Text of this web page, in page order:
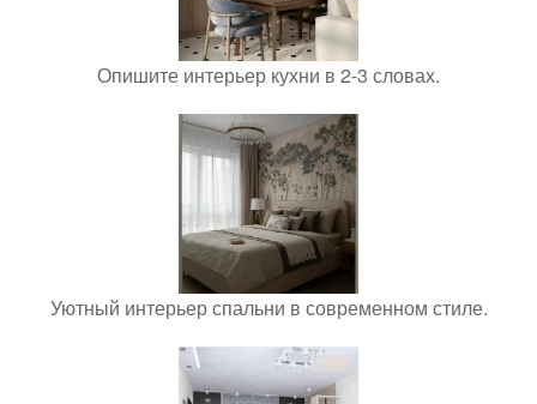
Опишите интерьер кухни в 2-3 словах.
Уютный интерьер спальни в современном стиле.